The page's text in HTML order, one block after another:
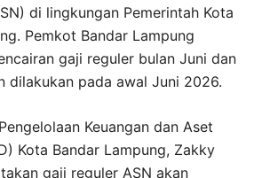
di lingkungan Pemerintah Kota
Pemkot Bandar Lampung
gaji reguler bulan Juni dan
dilakukan pada awal Juni 2026.
Keuangan dan Aset
Kota Bandar Lampung, Zakky
gaji reguler ASN akan